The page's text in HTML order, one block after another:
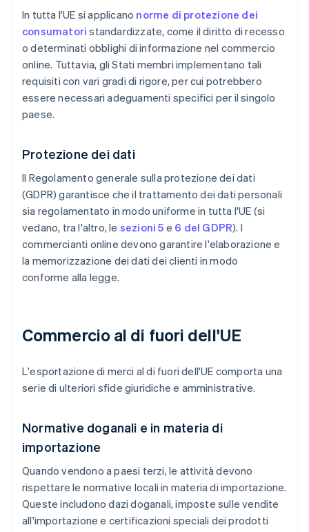
In tutta l'UE si applicano norme di protezione dei
consumatori standardizzate, come il diritto di recesso
o determinati obblighi di informazione nel commercio
online. Tuttavia, gli Stati membri implementano tali
requisiti con vari gradi di rigore, per cui potrebbero
essere necessari adeguamenti specifici per il singolo
paese.
Protezione dei dati
Il Regolamento generale sulla protezione dei dati
(GDPR) garantisce che il trattamento dei dati personali
sia regolamentato in modo uniforme in tutta l'UE (si
vedano, tra l'altro, le sezioni 5 e 6 del GDPR). I
commercianti online devono garantire l'elaborazione e
la memorizzazione dei dati dei clienti in modo
conforme alla legge.
Commercio al di fuori dell'UE
L'esportazione di merci al di fuori dell'UE comporta una
serie di ulteriori sfide giuridiche e amministrative.
Normative doganali e in materia di
importazione
Quando vendono a paesi terzi, le attività devono
rispettare le normative locali in materia di importazione.
Queste includono dazi doganali, imposte sulle vendite
all'importazione e certificazioni speciali dei prodotti